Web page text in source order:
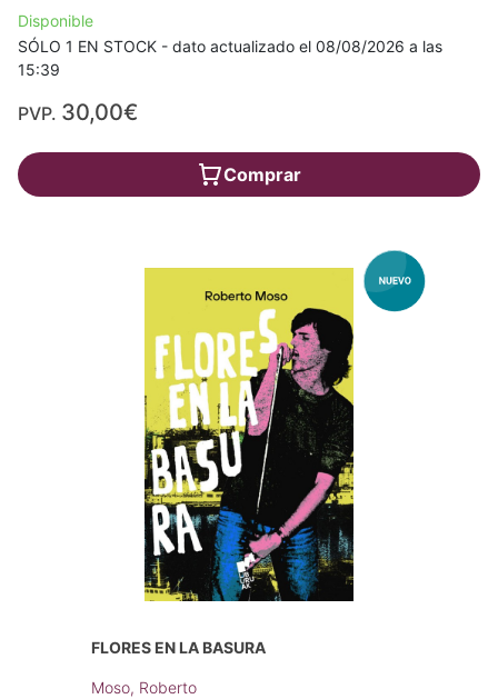
Disponible
SÓLO 1 EN STOCK - dato actualizado el 08/08/2026 a las
15:39
PVP. 30,00€
Comprar
FLORES EN LA BASURA
Moso, Roberto